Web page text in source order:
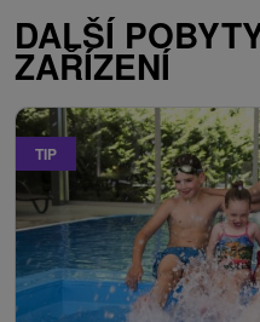
DALŠÍ
ZAŘÍZENÍ
TIP